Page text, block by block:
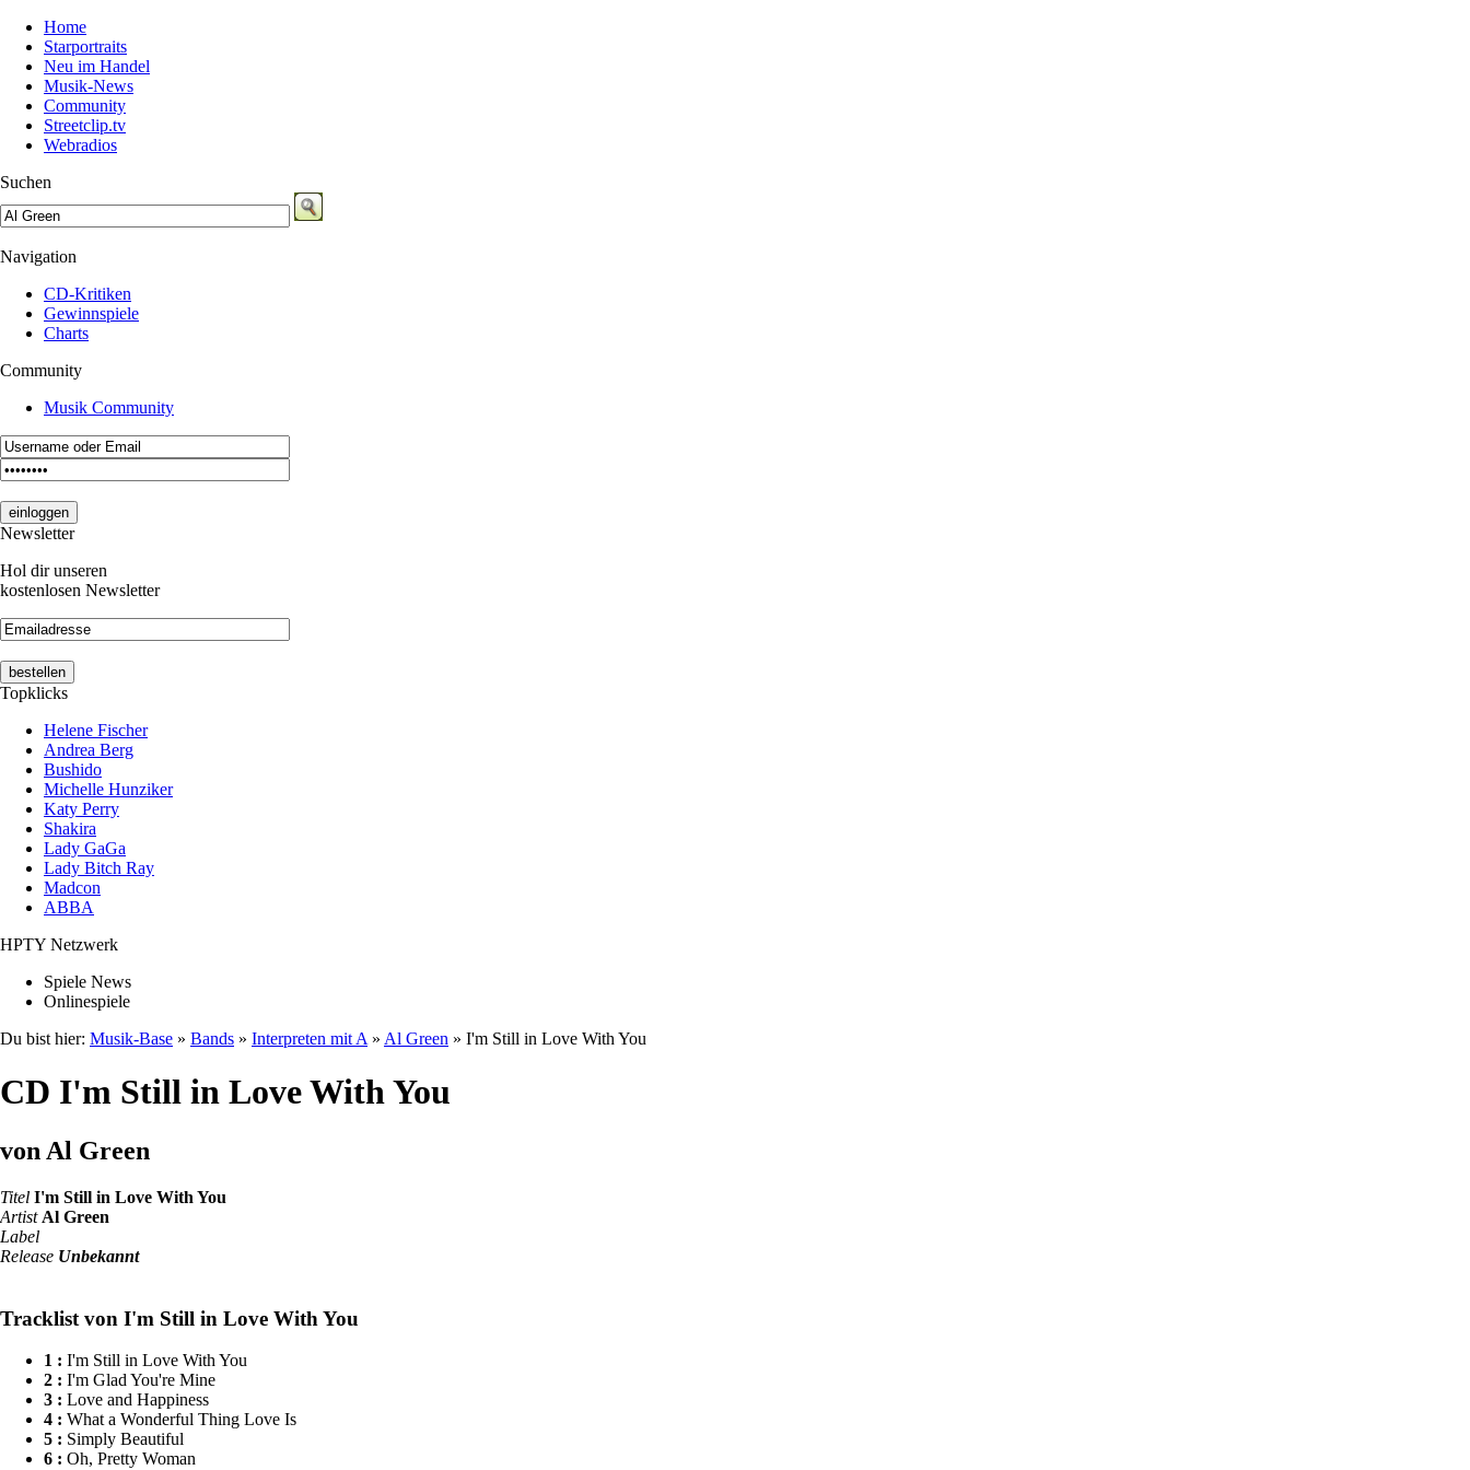
Home
Starportraits
Neu im Handel
Musik-News
Community
Streetclip.tv
Webradios
Suchen
Navigation
CD-Kritiken
Gewinnspiele
Charts
Community
Musik Community
Newsletter
Hol dir unseren
kostenlosen Newsletter
Topklicks
Helene Fischer
Andrea Berg
Bushido
Michelle Hunziker
Katy Perry
Shakira
Lady GaGa
Lady Bitch Ray
Madcon
ABBA
HPTY Netzwerk
Spiele News
Onlinespiele
Du bist hier: Musik-Base » Bands » Interpreten mit A » Al Green » I'm Still in Love With You
CD I'm Still in Love With You
von Al Green
Titel I'm Still in Love With You
Artist Al Green
Label
Release Unbekannt
Tracklist von I'm Still in Love With You
1 : I'm Still in Love With You
2 : I'm Glad You're Mine
3 : Love and Happiness
4 : What a Wonderful Thing Love Is
5 : Simply Beautiful
6 : Oh, Pretty Woman